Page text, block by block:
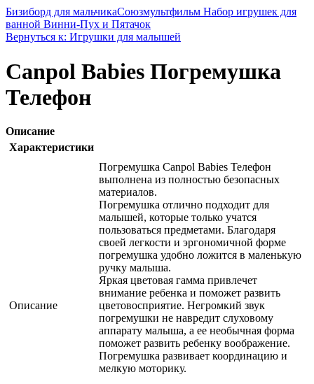
Бизиборд для мальчикаСоюзмультфильм Набор игрушек для
ванной Винни-Пух и Пятачок
Вернуться к: Игрушки для малышей
Canpol Babies Погремушка
Телефон
Описание
Характеристики
Описание
Погремушка Canpol Babies Телефон
выполнена из полностью безопасных
материалов.
Погремушка отлично подходит для
малышей, которые только учатся
пользоваться предметами. Благодаря
своей легкости и эргономичной форме
погремушка удобно ложится в маленькую
ручку малыша.
Яркая цветовая гамма привлечет
внимание ребенка и поможет развить
цветовосприятие. Негромкий звук
погремушки не навредит слуховому
аппарату малыша, а ее необычная форма
поможет развить ребенку воображение.
Погремушка развивает координацию и
мелкую моторику.